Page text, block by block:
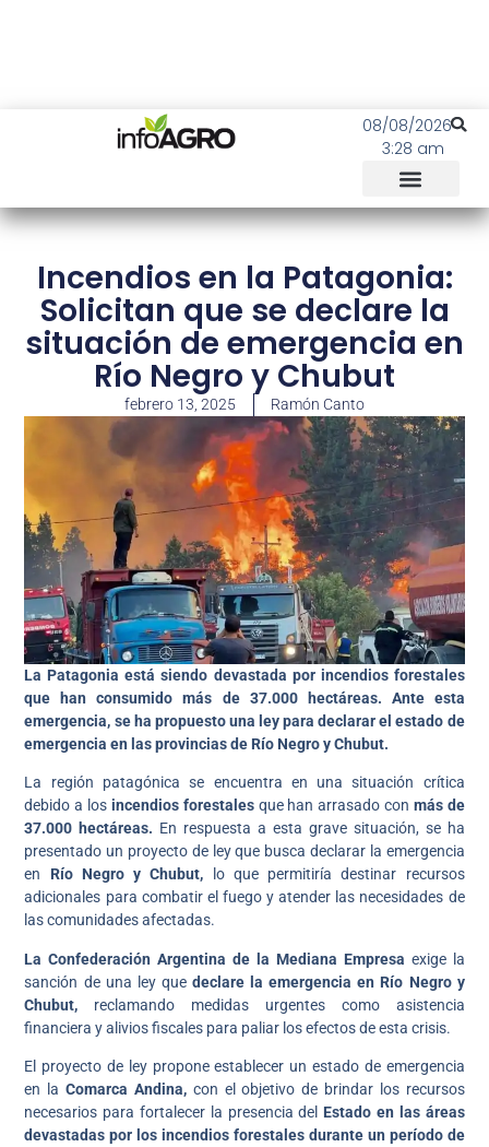
08/08/2026
3:28 am
Incendios en la Patagonia:
Solicitan que se declare la
situación de emergencia en
Río Negro y Chubut
febrero 13, 2025 Ramón Canto
La Patagonia está siendo devastada por incendios forestales
que han consumido más de 37.000 hectáreas. Ante esta
emergencia, se ha propuesto una ley para declarar el estado de
emergencia en las provincias de Río Negro y Chubut.
La región patagónica se encuentra en una situación crítica
debido a los incendios forestalesque han arrasado con más de
37.000 hectáreas. En respuesta a esta grave situación, se ha
presentado un proyecto de ley que busca declarar la emergencia
en Río Negro y Chubut, lo que permitiría destinar recursos
adicionales para combatir el fuego y atender las necesidades de
las comunidades afectadas.
La Confederación Argentina de la Mediana Empresa exige la
sanción de una ley que declare la emergencia en Río Negro y
Chubut, reclamando medidas urgentes como asistencia
financiera y alivios fiscales para paliar los efectos de esta crisis.
El proyecto de ley propone establecer un estado de emergencia
en laComarca Andina,con el objetivo de brindar los recursos
necesarios para fortalecer la presencia del Estado en las áreas
devastadas por los incendios forestales durante un período de